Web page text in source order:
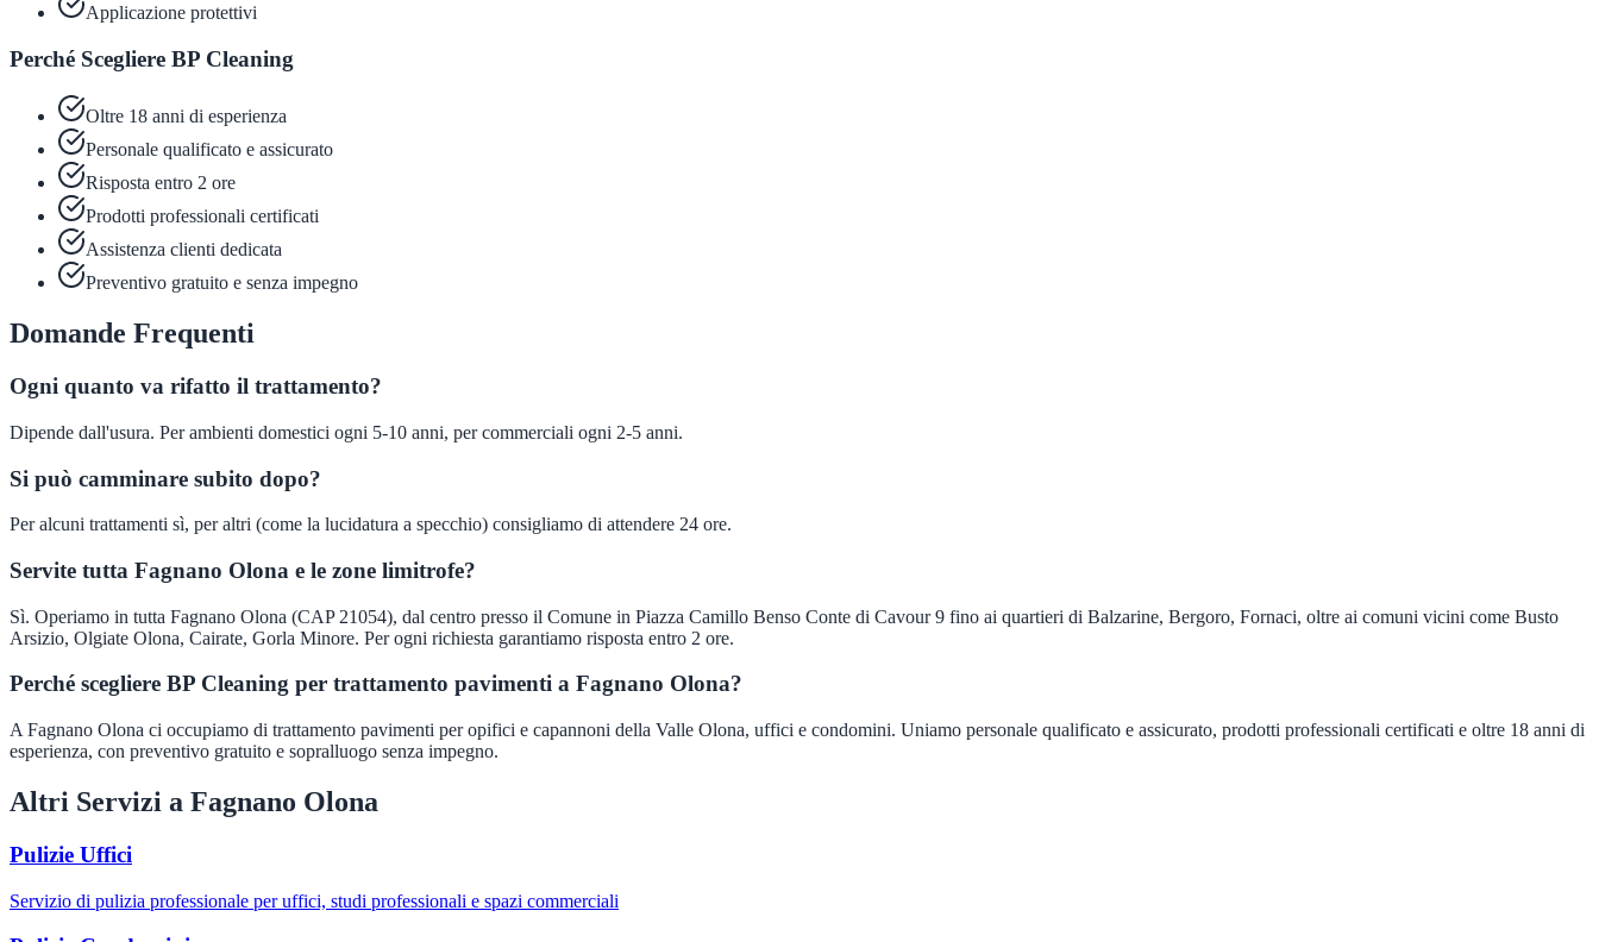
Applicazione protettivi
Perché Scegliere BP Cleaning
Oltre 18 anni di esperienza
Personale qualificato e assicurato
Risposta entro 2 ore
Prodotti professionali certificati
Assistenza clienti dedicata
Preventivo gratuito e senza impegno
Domande Frequenti
Ogni quanto va rifatto il trattamento?
Dipende dall'usura. Per ambienti domestici ogni 5-10 anni, per commerciali ogni 2-5 anni.
Si può camminare subito dopo?
Per alcuni trattamenti sì, per altri (come la lucidatura a specchio) consigliamo di attendere 24 ore.
Servite tutta Fagnano Olona e le zone limitrofe?
Sì. Operiamo in tutta Fagnano Olona (CAP 21054), dal centro presso il Comune in Piazza Camillo Benso Conte di Cavour 9 fino ai quartieri di Balzarine, Bergoro, Fornaci, oltre ai comuni vicini come Busto
Arsizio, Olgiate Olona, Cairate, Gorla Minore. Per ogni richiesta garantiamo risposta entro 2 ore.
Perché scegliere BP Cleaning per trattamento pavimenti a Fagnano Olona?
A Fagnano Olona ci occupiamo di trattamento pavimenti per opifici e capannoni della Valle Olona, uffici e condomini. Uniamo personale qualificato e assicurato, prodotti professionali certificati e oltre 18 anni di
esperienza, con preventivo gratuito e sopralluogo senza impegno.
Altri Servizi a Fagnano Olona
Pulizie Uffici
Servizio di pulizia professionale per uffici, studi professionali e spazi commerciali